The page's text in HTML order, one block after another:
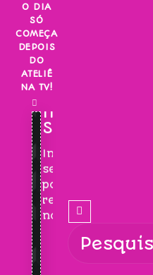
Skip
content
O DIA
SÓ
COMEÇA
DEPOIS
DO
ATELIÊ
NA TV!
INSCREVA-
SE!
Inscreva-
se
para
receber
novidades!